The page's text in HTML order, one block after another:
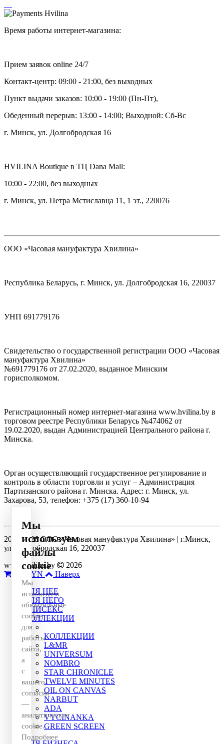
Время работы интернет-магазина:
Прием заявок online 24/7
Контакт-центр: 09:00 - 21:00, без выходных
Пункт выдачи заказов: 10:00 - 19:00 (Пн-Пт),
Обеденный перерыв: 13:00 - 14:00; Выходной: Сб-Вс
г. Минск, ул. Долгобродская 16
HVILINA Boutique в ТЦ Dana Mall:
10:00 - 22:00, без выходных
г. Минск, ул. Петра Мстиславца 11, 1 эт., 220076
ООО «Часовая мануфактура Хвилина»
Республика Беларусь, г. Минск, ул. Долгобродская 16, 220037
УНП 691779176
Свидетельство о государственной регистрации ООО «Часовая
мануфактура Хвилина»
№691779176 от 27.02.2020, выданное Минским
горисполкомом.
Регистрационный номер интернет-магазина www.hvilina.by в
торговом реестре Республики Беларусь №474062 от
19.02.2020, выдан Администрацией Центрального района г.
Минска.
Орган осуществляющий государственное регулирование и
контроль в области торговли и услуг – Администрация
Партизанского района г. Минска. Адрес: г. Минск, ул.
Захарова, 53, телефон: +375 (17) 360-10-94
2014-2026 ООО «Часовая мануфактура Хвилина» | г.Минск,
ул. Долгобродская 16, 220037
www.hvilina.by
2026
0 BYN
Наверх
ДЛЯ НЕЕ
ДЛЯ НЕГО
УНИСЕКС
КОЛЛЕКЦИИ
КОЛЛЕКЦИИ
L&MR
UNIVERSUM
NOMBRO
STAR CHRONICLE
TWELVE MINUTES
OIL ON CANVAS
NARBUT
ADA
VYCINANKA
GREEN SCREEN
Мы
используем
файлы
cookie
Мы
используем
обязательные
cookie
для
работы
сайта,
а
с
вашего
согласия
—
аналитические
cookie.
Подробнее